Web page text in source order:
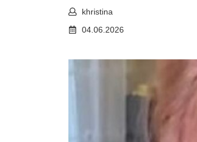
khristina
04.06.2026